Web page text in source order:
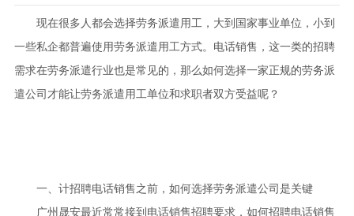
现在很多人都会选择劳务派遣用工，大到国家事业单位，小到
一些私企都普遍使用劳务派遣用工方式。电话销售，这一类的招聘
需求在劳务派遣行业也是常见的，那么如何选择一家正规的劳务派
遣公司才能让劳务派遣用工单位和求职者双方受益呢？
一、计招聘电话销售之前，如何选择劳务派遣公司是关键
广州晟安最近常常接到电话销售招聘要求，如何招聘电话销售